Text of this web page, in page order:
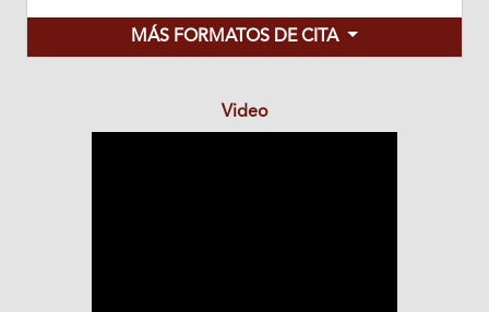
MÁS FORMATOS DE CITA
Video